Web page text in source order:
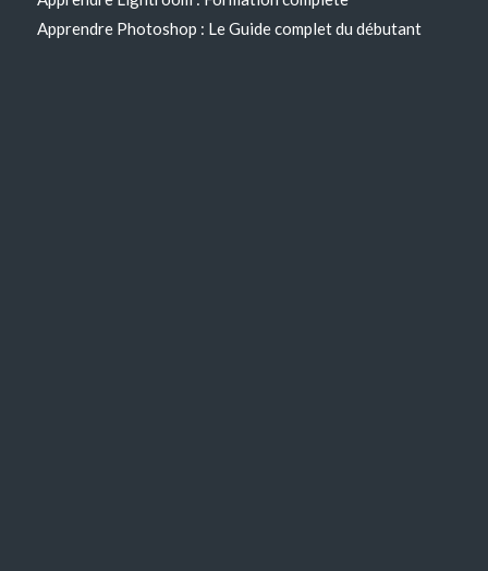
Apprendre Photoshop : Le Guide complet du débutant